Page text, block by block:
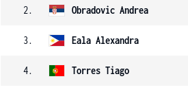
2. Obradovic Andrea
3. Eala Alexandra
4. Torres Tiago